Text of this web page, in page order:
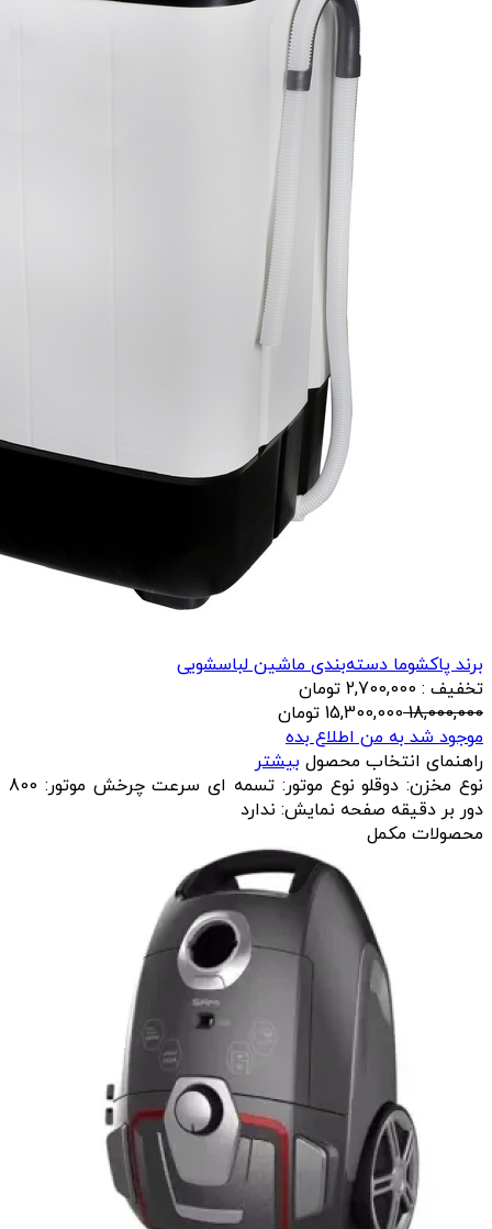
برند پاکشومادسته‌بندی ماشین لباسشویی
تخفیف : 2,700,000 تومان
18,000,000
15,300,000 تومان
موجود شد به من اطلاع بده
راهنمای انتخاب محصول بیشتر
نوع مخزن: دوقلو نوع موتور: تسمه ای سرعت چرخش موتور: 800
دور بر دقیقه صفحه نمایش: ندارد
محصولات مکمل